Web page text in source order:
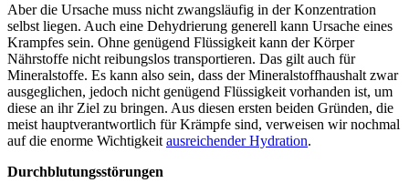
Aber die Ursache muss nicht zwangsläufig in der Konzentration
selbst liegen. Auch eine Dehydrierung generell kann Ursache eines
Krampfes sein. Ohne genügend Flüssigkeit kann der Körper
Nährstoffe nicht reibungslos transportieren. Das gilt auch für
Mineralstoffe. Es kann also sein, dass der Mineralstoffhaushalt zwar
ausgeglichen, jedoch nicht genügend Flüssigkeit vorhanden ist, um
diese an ihr Ziel zu bringen. Aus diesen ersten beiden Gründen, die
meist hauptverantwortlich für Krämpfe sind, verweisen wir nochmal
auf die enorme Wichtigkeit ausreichender Hydration.
Durchblutungsstörungen